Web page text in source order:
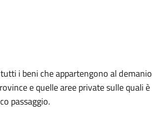
i beni che appartengono al demanio
e quelle aree private sulle quali è
passaggio.